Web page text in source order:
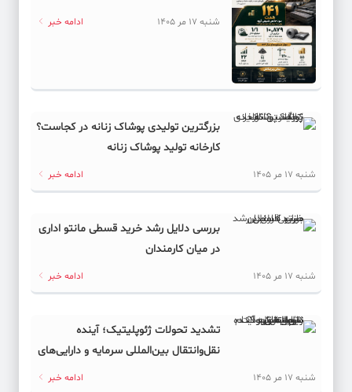
شنبه 17 مر 1405 ادامه خبر
بزرگترین تولیدی پوشاک زنانه در کجاست؟
کارخانه تولید پوشاک زنانه
شنبه 17 مر 1405 ادامه خبر
بررسی دلایل رشد خرید قسطی مانتو اداری
در میان کارمندان
شنبه 17 مر 1405 ادامه خبر
تشدید تحولات ژئوپلیتیک؛ آینده
نقل‌وانتقال بین‌المللی سرمایه و دارایی‌های
شنبه 17 مر 1405 ادامه خبر